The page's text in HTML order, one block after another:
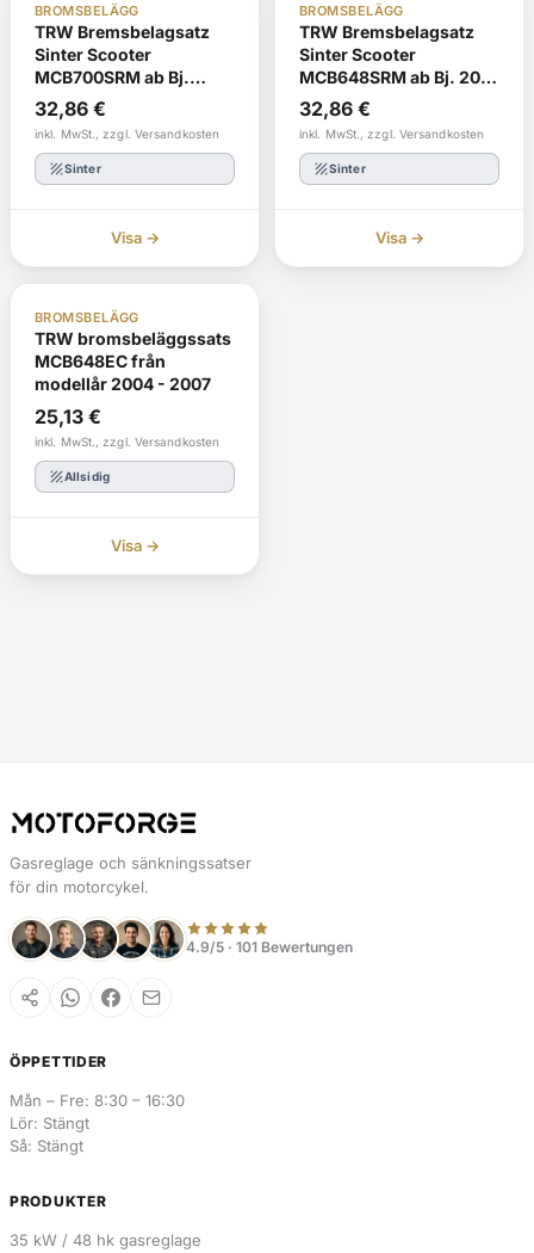
BROMSBELÄGG
TRW Bremsbelagsatz
Sinter Scooter
MCB700SRM ab Bj.
2002 - 2012
32,86 €
inkl. MwSt., zzgl. Versandkosten
textureSinter
Visa →
BROMSBELÄGG
TRW Bremsbelagsatz
Sinter Scooter
MCB648SRM ab Bj. 2012
- 2016
32,86 €
inkl. MwSt., zzgl. Versandkosten
textureSinter
Visa →
BROMSBELÄGG
TRW bromsbeläggssats
MCB648EC från
modellår 2004 - 2007
25,13 €
inkl. MwSt., zzgl. Versandkosten
textureAllsidig
Visa →
Gasreglage och sänkningssatser
för din motorcykel.
4.9/5 · 101 Bewertungen
ÖPPETTIDER
Mån – Fre: 8:30 – 16:30
Lör: Stängt
Så: Stängt
PRODUKTER
35 kW / 48 hk gasreglage